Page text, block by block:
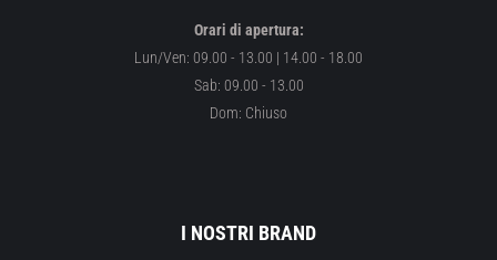
Orari di apertura:
Lun/Ven: 09.00 - 13.00 | 14.00 - 18.00
Sab: 09.00 - 13.00
Dom: Chiuso
I NOSTRI BRAND